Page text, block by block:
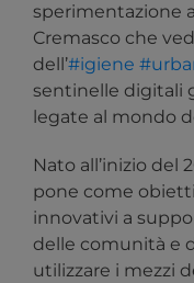
sperimentazione
Cremasco che
dell’#igiene
sentinelle digitali
legate al mondo
Nato all’inizio del
pone come
innovativi a
delle comunità e
utilizzare i mezzi